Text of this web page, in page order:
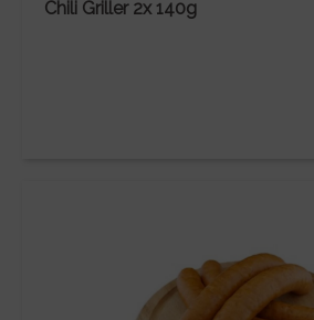
Chili Griller 2x 140g